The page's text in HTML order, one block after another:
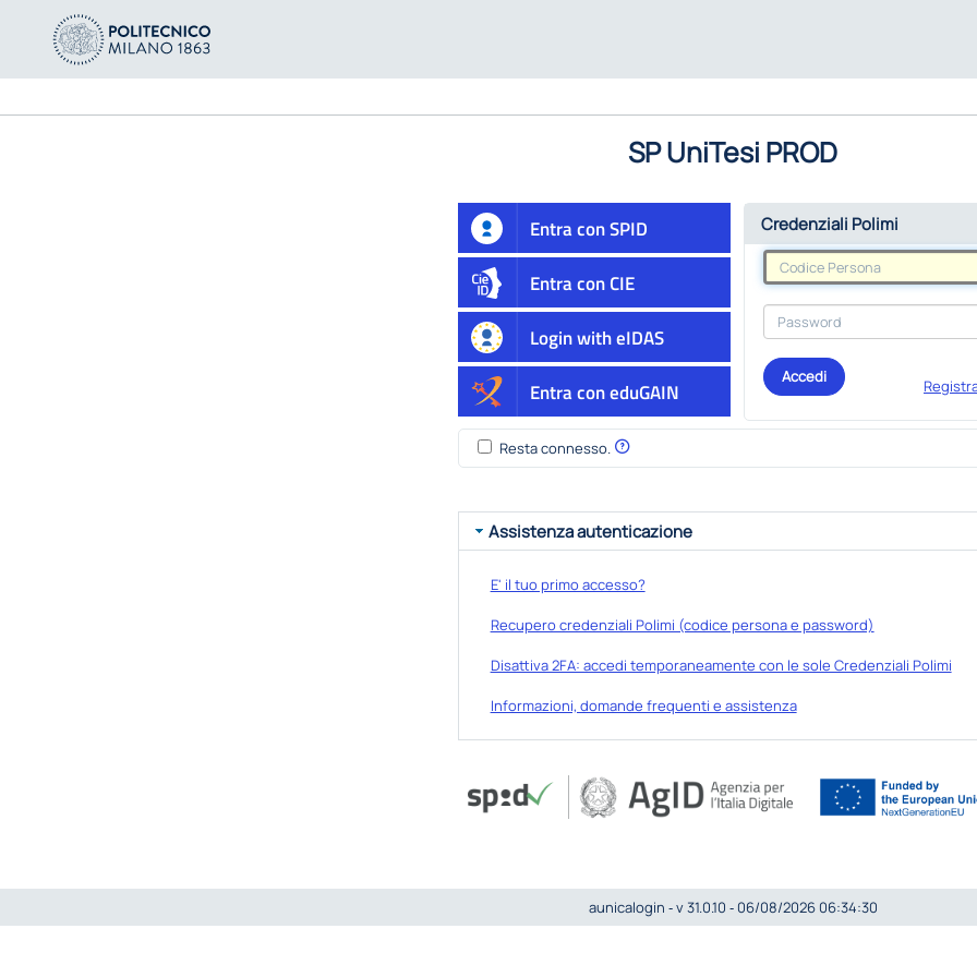
SP UniTesi PROD
Entra con SPID
Entra con CIE
Login with eIDAS
Entra con eduGAIN
Credenziali Polimi
Accedi
Resta connesso.
Assistenza autenticazione
E' il tuo primo accesso?
Recupero credenziali Polimi (codice persona e password)
Disattiva 2FA: accedi temporaneamente con le sole Credenziali Polimi
Informazioni, domande frequenti e assistenza
aunicalogin ‐ v 31.0.10 ‐ 06/08/2026 06:34:30